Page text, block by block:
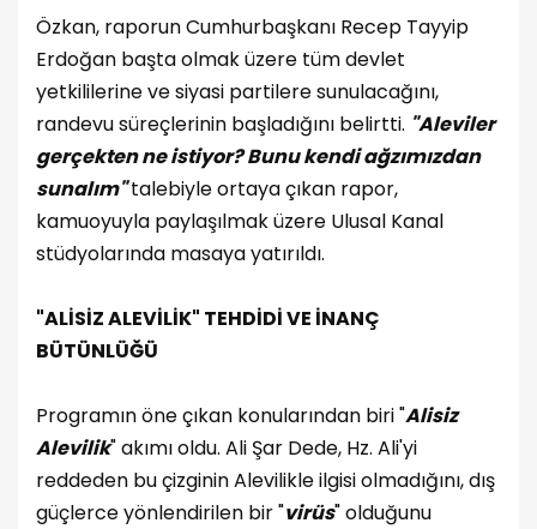
Özkan, raporun Cumhurbaşkanı Recep Tayyip
Erdoğan başta olmak üzere tüm devlet
yetkililerine ve siyasi partilere sunulacağını,
randevu süreçlerinin başladığını belirtti. "Aleviler
gerçekten ne istiyor? Bunu kendi ağzımızdan
sunalım"talebiyle ortaya çıkan rapor,
kamuoyuyla paylaşılmak üzere Ulusal Kanal
stüdyolarında masaya yatırıldı.
"ALİSİZ ALEVİLİK" TEHDİDİ VE İNANÇ
BÜTÜNLÜĞÜ
Programın öne çıkan konularından biri "Alisiz
Alevilik" akımı oldu. Ali Şar Dede, Hz. Ali'yi
reddeden bu çizginin Alevilikle ilgisi olmadığını, dış
güçlerce yönlendirilen bir "virüs" olduğunu